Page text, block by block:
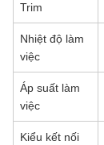
Trim
Nhiệt độ làm
việc
Áp suất làm
việc
Kiểu kết nối